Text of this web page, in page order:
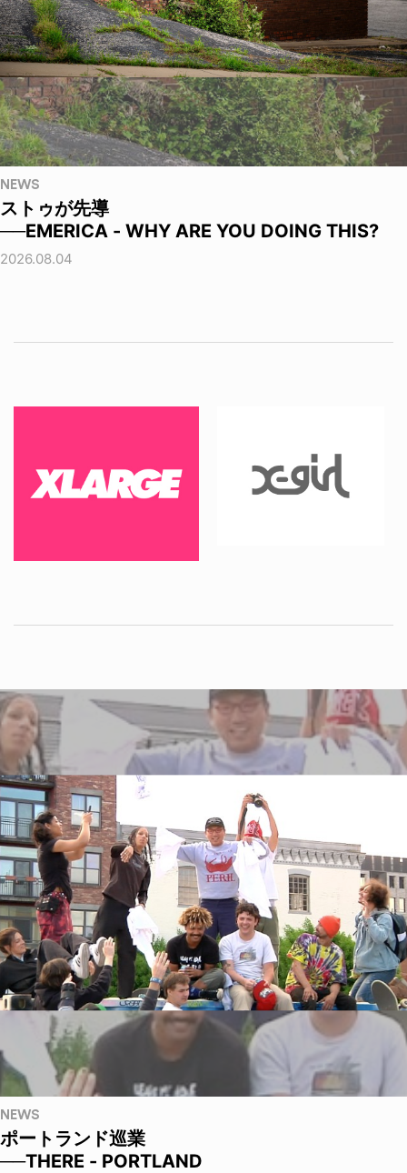
NEWS
ストゥが先導
──EMERICA - WHY ARE YOU DOING THIS?
2026.08.04
NEWS
ポートランド巡業
──THERE - PORTLAND